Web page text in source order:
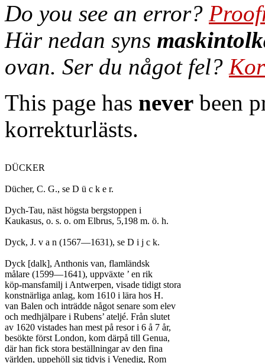
Do you see an error?
Här nedan syns
ovan. Ser du något fel?
This page has never been
korrekturlästs.
DÜCKER
Dücher, C. G., se D ü c k e r.
Dych-Tau, näst högsta bergstoppen i
Kaukasus, o. s. o. om Elbrus, 5,198 m. ö. h.
Dyck, J. v a n (1567—1631), se D i j c k.
Dyck [dalk], Anthonis van, flamländsk
målare (1599—1641), uppväxte ’ en rik
köp-mansfamilj i Antwerpen, visade tidigt stora
konstnärliga anlag, kom 1610 i lära hos H.
van Balen och inträdde något senare som elev
och medhjälpare i Rubens’ ateljé. Från slutet
av 1620 vistades han mest på resor i 6 å 7 år,
besökte först London, kom därpå till Genua,
där han fick stora beställningar av den fina
världen, uppehöll sig tidvis i Venedig, Rom